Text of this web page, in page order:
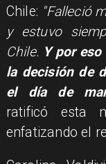
Chile: "Falleció
y estuvo
Chile. Y por
la decisión de
el día de
ratificó esta
enfatizando el